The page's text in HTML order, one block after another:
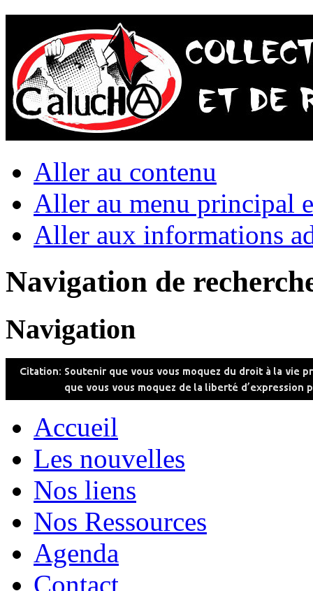
Aller au contenu
Aller au menu principal
Aller aux informations
Navigation de
Navigation
Accueil
Les nouvelles
Nos liens
Nos Ressources
Agenda
Contact